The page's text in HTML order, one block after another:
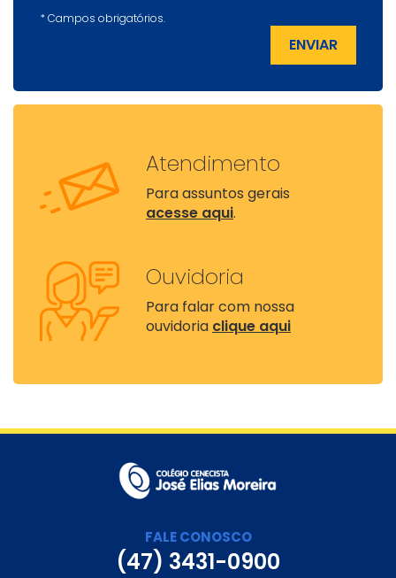
*Campos obrigatórios.
ENVIAR
Atendimento
Para assuntos gerais
acesse aqui.
Ouvidoria
Para falar com nossa
ouvidoria clique aqui
FALE CONOSCO
(47) 3431-0900